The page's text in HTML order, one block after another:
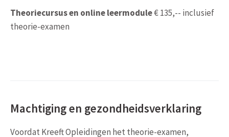
Theoriecursus en online leermodule€ 135,-- inclusief
theorie-examen
Machtiging en gezondheidsverklaring
Voordat Kreeft Opleidingen het theorie-examen,